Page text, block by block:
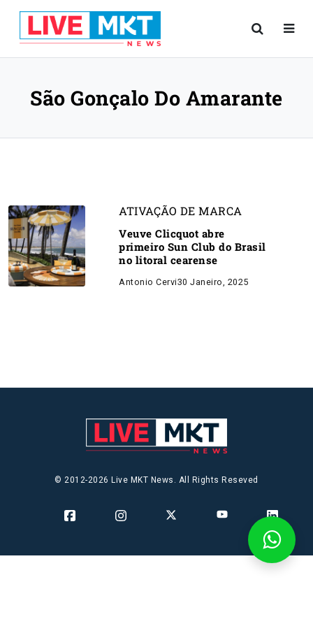
São Gonçalo Do Amarante
ATIVAÇÃO DE MARCA
Veuve Clicquot abre
primeiro Sun Club do Brasil
no litoral cearense
Antonio Cervi30 Janeiro, 2025
© 2012-2026 Live MKT News. All Rights Reseved